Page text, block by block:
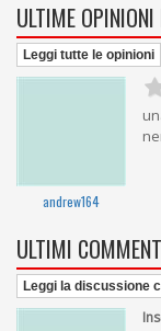
ULTIME
Leggi tutte le opinioni
andrew164
ULTIMI
Leggi la discussione